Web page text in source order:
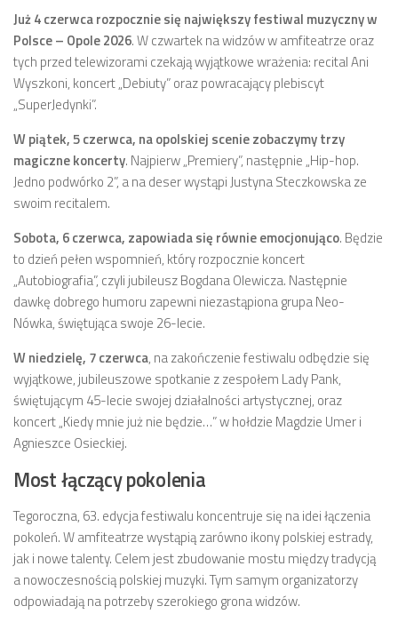
Już 4 czerwca rozpocznie się największy festiwal muzyczny w
Polsce – Opole 2026. W czwartek na widzów w amfiteatrze oraz
tych przed telewizorami czekają wyjątkowe wrażenia: recital Ani
Wyszkoni, koncert „Debiuty” oraz powracający plebiscyt
„SuperJedynki”.
W piątek, 5 czerwca, na opolskiej scenie zobaczymy trzy
magiczne koncerty. Najpierw „Premiery”, następnie „Hip-hop.
Jedno podwórko 2”, a na deser wystąpi Justyna Steczkowska ze
swoim recitalem.
Sobota, 6 czerwca, zapowiada się równie emocjonująco. Będzie
to dzień pełen wspomnień, który rozpocznie koncert
„Autobiografia”, czyli jubileusz Bogdana Olewicza. Następnie
dawkę dobrego humoru zapewni niezastąpiona grupa Neo-
Nówka, świętująca swoje 26-lecie.
W niedzielę, 7 czerwca, na zakończenie festiwalu odbędzie się
wyjątkowe, jubileuszowe spotkanie z zespołem Lady Pank,
świętującym 45-lecie swojej działalności artystycznej, oraz
koncert „Kiedy mnie już nie będzie…” w hołdzie Magdzie Umer i
Agnieszce Osieckiej.
Most łączący pokolenia
Tegoroczna, 63. edycja festiwalu koncentruje się na idei łączenia
pokoleń. W amfiteatrze wystąpią zarówno ikony polskiej estrady,
jak i nowe talenty. Celem jest zbudowanie mostu między tradycją
a nowoczesnością polskiej muzyki. Tym samym organizatorzy
odpowiadają na potrzeby szerokiego grona widzów.